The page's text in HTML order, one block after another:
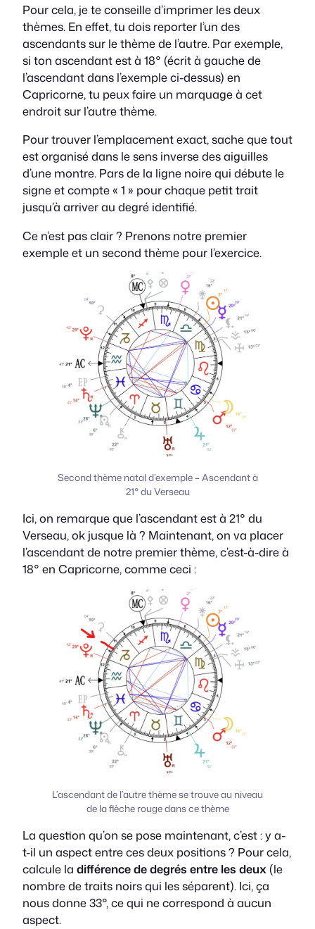
Pour cela, je te conseille d’imprimer les deux
thèmes. En effet, tu dois reporter l’un des
ascendants sur le thème de l’autre. Par exemple,
si ton ascendant est à 18° (écrit à gauche de
l’ascendant dans l’exemple ci-dessus) en
Capricorne, tu peux faire un marquage à cet
endroit sur l’autre thème.
Pour trouver l’emplacement exact, sache que tout
est organisé dans le sens inverse des aiguilles
d’une montre. Pars de la ligne noire qui débute le
signe et compte « 1 » pour chaque petit trait
jusqu’à arriver au degré identifié.
Ce n’est pas clair ? Prenons notre premier
exemple et un second thème pour l’exercice.
Second thème natal d’exemple – Ascendant à
21° du Verseau
Ici, on remarque que l’ascendant est à 21° du
Verseau, ok jusque là ? Maintenant, on va placer
l’ascendant de notre premier thème, c’est-à-dire à
18° en Capricorne, comme ceci :
L’ascendant de l’autre thème se trouve au niveau
de la flèche rouge dans ce thème
La question qu’on se pose maintenant, c’est : y a-
t-il un aspect entre ces deux positions ? Pour cela,
calcule la différence de degrés entre les deux(le
nombre de traits noirs qui les séparent). Ici, ça
nous donne 33°, ce qui ne correspond à aucun
aspect.